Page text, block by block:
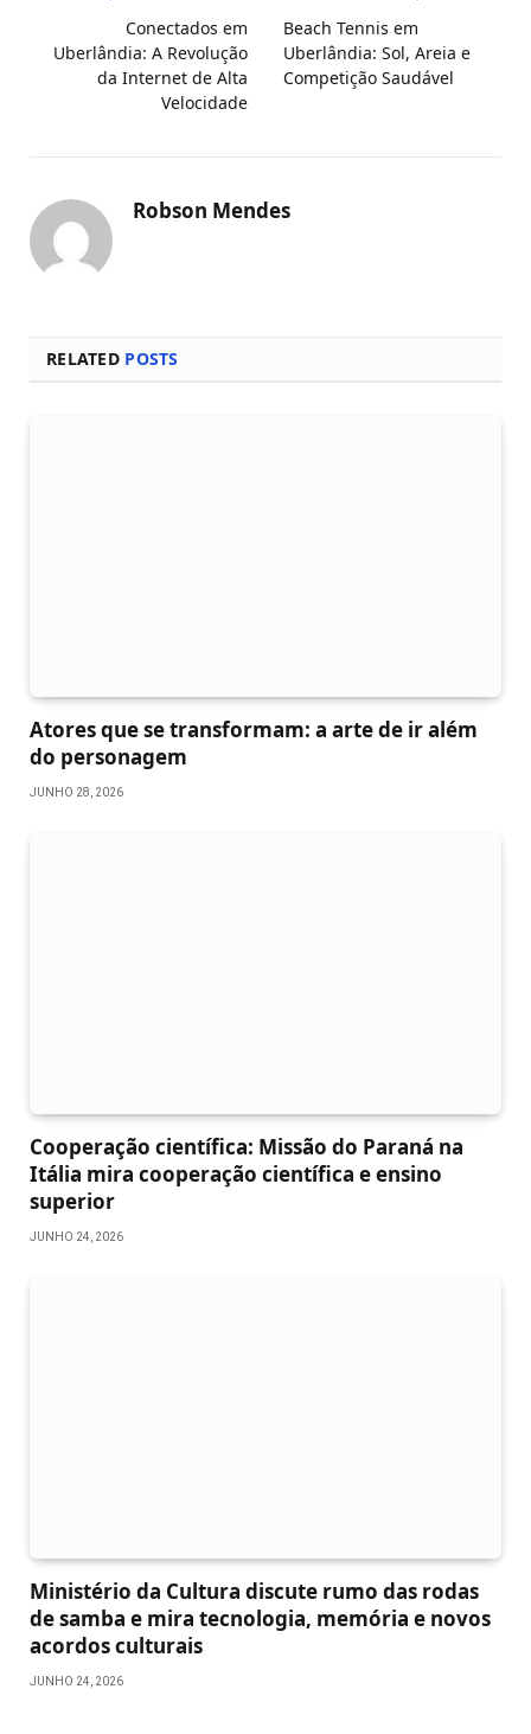
Conectados em
Uberlândia: A Revolução
da Internet de Alta
Velocidade
Beach Tennis em
Uberlândia: Sol, Areia e
Competição Saudável
Robson Mendes
RELATED POSTS
Atores que se transformam: a arte de ir além
do personagem
JUNHO 28, 2026
Cooperação científica: Missão do Paraná na
Itália mira cooperação científica e ensino
superior
JUNHO 24, 2026
Ministério da Cultura discute rumo das rodas
de samba e mira tecnologia, memória e novos
acordos culturais
JUNHO 24, 2026